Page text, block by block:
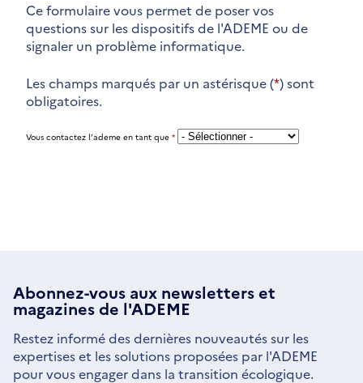
Ce formulaire vous permet de poser vos
questions sur les dispositifs de l'ADEME ou de
signaler un problème informatique.
Les champs marqués par un astérisque (*) sont
obligatoires.
Vous contactez l’ademe en tant que *
Abonnez-vous aux newsletterset
magazines de l'ADEME
Restez informé des dernières nouveautés sur les
expertises et les solutions proposées par l'ADEME
pour vous engager dans la transition écologique.